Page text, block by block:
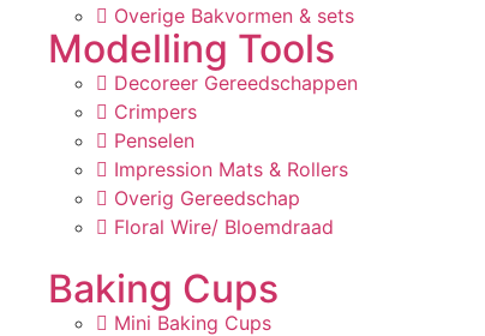
Overige Bakvormen & sets
Modelling Tools
Decoreer Gereedschappen
Crimpers
Penselen
Impression Mats & Rollers
Overig Gereedschap
Floral Wire/ Bloemdraad
Baking Cups
Mini Baking Cups